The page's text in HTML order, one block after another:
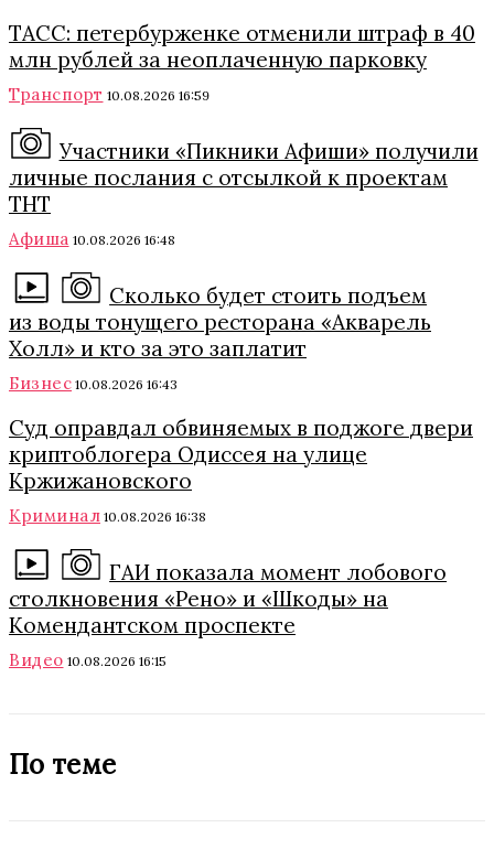
ТАСС: петербурженке отменили штраф в 40
млн рублей за неоплаченную парковку
Транспорт 10.08.2026 16:59
Участники «Пикники Афиши» получили
личные послания с отсылкой к проектам
ТНТ
Афиша 10.08.2026 16:48
Сколько будет стоить подъем
из воды тонущего ресторана «Акварель
Холл» и кто за это заплатит
Бизнес 10.08.2026 16:43
Суд оправдал обвиняемых в поджоге двери
криптоблогера Одиссея на улице
Кржижановского
Криминал 10.08.2026 16:38
ГАИ показала момент лобового
столкновения «Рено» и «Шкоды» на
Комендантском проспекте
Видео 10.08.2026 16:15
По теме